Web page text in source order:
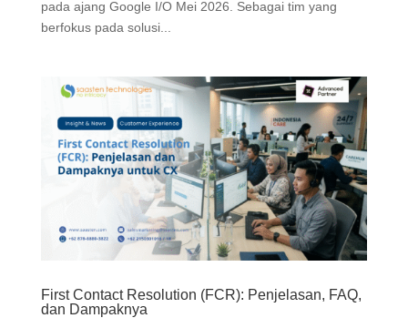
pada ajang Google I/O Mei 2026. Sebagai tim yang
berfokus pada solusi...
First Contact Resolution (FCR): Penjelasan, FAQ,
dan Dampaknya